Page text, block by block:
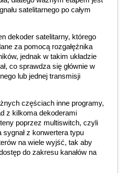
satelitarnego po całym
dekoder satelitarny, którego
za pomocą rozgałęźnika
jednak w takim układzie
co sprawdza się głównie w
lub jednej transmisji
częściach inne programy,
z kilkoma dekoderami
poprzez multiswitch, czyli
z konwertera typu
na wiele wyjść, tak aby
do zakresu kanałów na